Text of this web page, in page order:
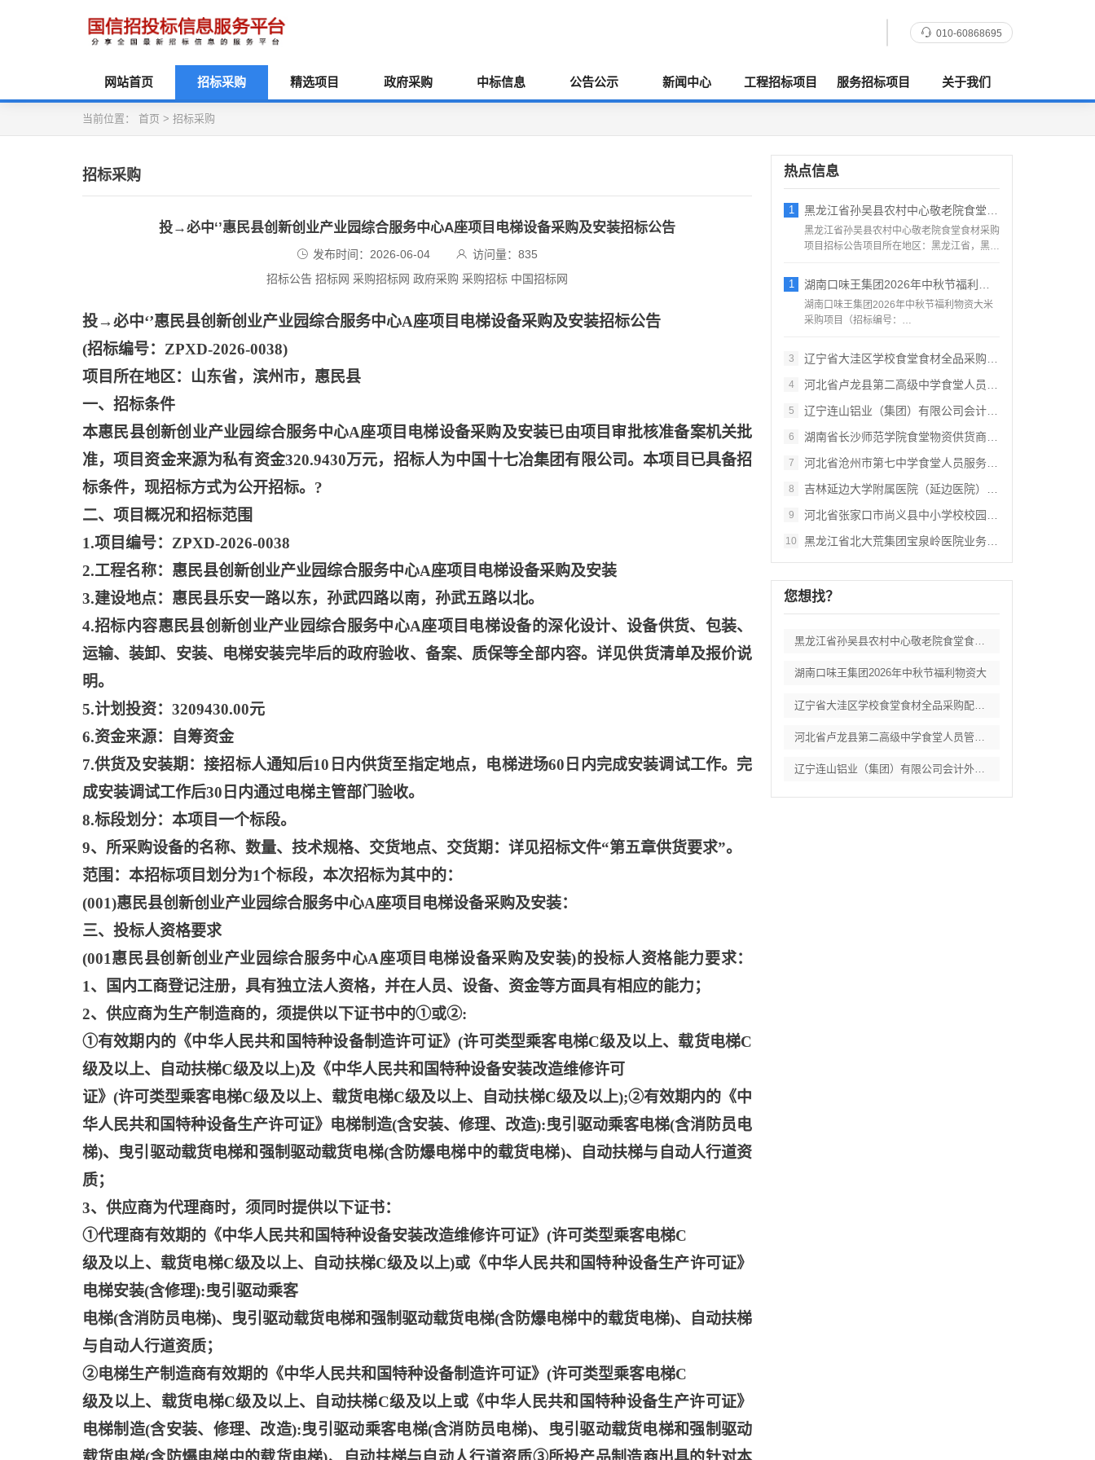
010-60868695
网站首页 招标采购 精选项目 政府采购 中标信息 公告公示 新闻中心 工程招标项目 服务招标项目 关于我们
当前位置： 首页 > 招标采购
招标采购
投→必中‘’惠民县创新创业产业园综合服务中心A座项目电梯设备采购及安装招标公告
发布时间：2026-06-04 访问量：835
招标公告 招标网 采购招标网 政府采购 采购招标 中国招标网
投→必中‘’惠民县创新创业产业园综合服务中心A座项目电梯设备采购及安装招标公告
(招标编号：ZPXD-2026-0038)
项目所在地区：山东省，滨州市，惠民县
一、招标条件
本惠民县创新创业产业园综合服务中心A座项目电梯设备采购及安装已由项目审批核准备案机关批
准，项目资金来源为私有资金320.9430万元，招标人为中国十七冶集团有限公司。本项目已具备招
标条件，现招标方式为公开招标。?
二、项目概况和招标范围
1.项目编号：ZPXD-2026-0038
2.工程名称：惠民县创新创业产业园综合服务中心A座项目电梯设备采购及安装
3.建设地点：惠民县乐安一路以东，孙武四路以南，孙武五路以北。
4.招标内容惠民县创新创业产业园综合服务中心A座项目电梯设备的深化设计、设备供货、包装、
运输、装卸、安装、电梯安装完毕后的政府验收、备案、质保等全部内容。详见供货清单及报价说
明。
5.计划投资：3209430.00元
6.资金来源：自筹资金
7.供货及安装期：接招标人通知后10日内供货至指定地点，电梯进场60日内完成安装调试工作。完
成安装调试工作后30日内通过电梯主管部门验收。
8.标段划分：本项目一个标段。
9、所采购设备的名称、数量、技术规格、交货地点、交货期：详见招标文件“第五章供货要求”。
范围：本招标项目划分为1个标段，本次招标为其中的：
(001)惠民县创新创业产业园综合服务中心A座项目电梯设备采购及安装：
三、投标人资格要求
(001惠民县创新创业产业园综合服务中心A座项目电梯设备采购及安装)的投标人资格能力要求：
1、国内工商登记注册，具有独立法人资格，并在人员、设备、资金等方面具有相应的能力；
2、供应商为生产制造商的，须提供以下证书中的①或②:
①有效期内的《中华人民共和国特种设备制造许可证》(许可类型乘客电梯C级及以上、载货电梯C
级及以上、自动扶梯C级及以上)及《中华人民共和国特种设备安装改造维修许可
证》 (许可类型乘客电梯C级及以上、载货电梯C级及以上、自动扶梯C级及以上);②有效期内的《中
华人民共和国特种设备生产许可证》电梯制造(含安装、修理、改造):曳引驱动乘客电梯(含消防员电
梯)、曳引驱动载货电梯和强制驱动载货电梯(含防爆电梯中的载货电梯)、自动扶梯与自动人行道资
质；
3、供应商为代理商时，须同时提供以下证书：
①代理商有效期的《中华人民共和国特种设备安装改造维修许可证》(许可类型乘客电梯C
级及以上、载货电梯C级及以上、自动扶梯C级及以上)或《中华人民共和国特种设备生产许可证》
电梯安装(含修理):曳引驱动乘客
电梯(含消防员电梯)、曳引驱动载货电梯和强制驱动载货电梯(含防爆电梯中的载货电梯)、自动扶梯
与自动人行道资质；
②电梯生产制造商有效期的《中华人民共和国特种设备制造许可证》(许可类型乘客电梯C
级及以上、载货电梯C级及以上、自动扶梯C级及以上或《中华人民共和国特种设备生产许可证》
电梯制造(含安装、修理、改造):曳引驱动乘客电梯(含消防员电梯)、曳引驱动载货电梯和强制驱动
热点信息
1 黑龙江省孙吴县农村中心敬老院食堂食材采购
黑龙江省孙吴县农村中心敬老院食堂食材采购
项目招标公告项目所在地区：黑龙江省，黑河
1 湖南口味王集团2026年中秋节福利物资大
湖南口味王集团2026年中秋节福利物资大米
采购项目（招标编号：
3
辽宁省大洼区学校食堂食材全品采购配送服务
4 河北省卢龙县第二高级中学食堂人员管理服务
5 辽宁连山铝业（集团）有限公司会计外包服务
6 湖南省长沙师范学院食堂物资供货商采购项目
7 河北省沧州市第七中学食堂人员服务项目招标
8 吉林延边大学附属医院（延边医院）中药配方
9 河北省张家口市尚义县中小学校校园餐食材集
10 黑龙江省北大荒集团宝泉岭医院业务应用系统
您想找？
黑龙江省孙吴县农村中心敬老院食堂食材采购
湖南口味王集团2026年中秋节福利物资大
河北省卢龙县第二高级中学食堂人员管理服务
辽宁连山铝业（集团）有限公司会计外包服务